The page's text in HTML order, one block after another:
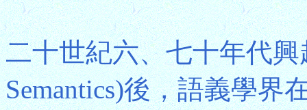
二十世紀六、七十年代興
Semantics)後，語義學界